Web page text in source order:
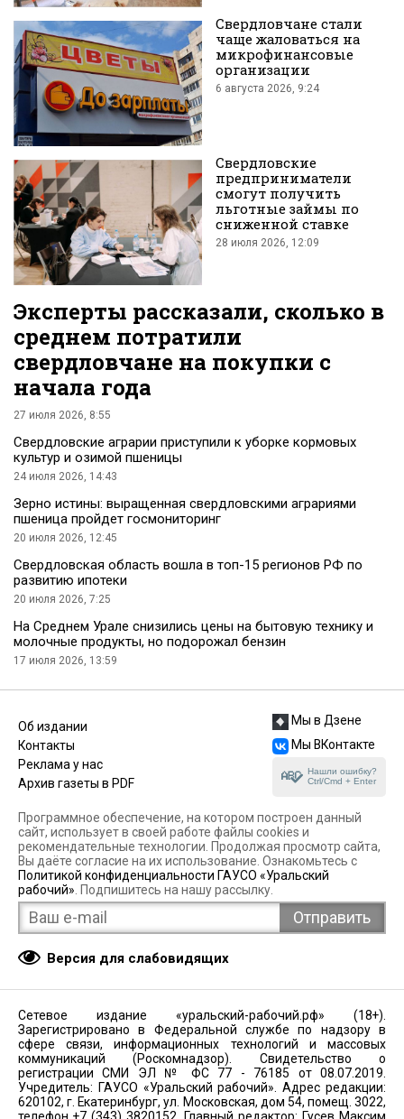
Вконтакте
Свердловчане стали
чаще жаловаться на
микрофинансовые
организации
6 августа 2026, 9:24
Свердловские
предприниматели
смогут получить
льготные займы по
сниженной ставке
28 июля 2026, 12:09
Эксперты рассказали, сколько в
среднем потратили
свердловчане на покупки с
начала года
27 июля 2026, 8:55
Свердловские аграрии приступили к уборке кормовых
культур и озимой пшеницы
24 июля 2026, 14:43
Зерно истины: выращенная свердловскими аграриями
пшеница пройдет госмониторинг
20 июля 2026, 12:45
Свердловская область вошла в топ-15 регионов РФ по
развитию ипотеки
20 июля 2026, 7:25
На Среднем Урале снизились цены на бытовую технику и
молочные продукты, но подорожал бензин
17 июля 2026, 13:59
Об издании
Контакты
Реклама у нас
Архив газеты в PDF
Мы в Дзене
Мы ВКонтакте
Нашли ошибку?
Ctrl/Cmd + Enter
Программное обеспечение, на котором построен данный
сайт, использует в своей работе файлы cookies и
рекомендательные технологии. Продолжая просмотр сайта,
Вы даёте согласие на их использование. Ознакомьтесь с
Политикой конфиденциальности ГАУСО «Уральский
рабочий» . Подпишитесь на нашу рассылку.
Версия для слабовидящих
Сетевое издание «уральский-рабочий.рф» (18+).
Зарегистрировано в Федеральной службе по надзору в
сфере связи, информационных технологий и массовых
коммуникаций (Роскомнадзор). Свидетельство о
регистрации СМИ ЭЛ № ФС 77 - 76185 от 08.07.2019.
Учредитель: ГАУСО «Уральский рабочий». Адрес редакции:
620102, г. Екатеринбург, ул. Московская, дом 54, помещ. 3022,